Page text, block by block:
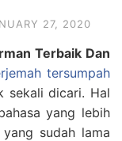
27, 2020
Terbaik Dan
tersumpah
sekali dicari. Hal
yang lebih
sudah lama